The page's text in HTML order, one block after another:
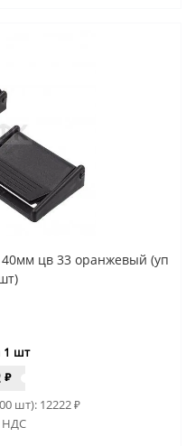
цв 33 оранжевый (уп
1 шт
₽
шт): 12222₽
НДС